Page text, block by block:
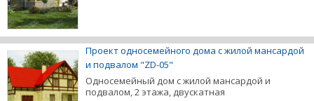
Проект односемейного дома с жилой мансардой
и подвалом "ZD-05"
Односемейный дом с жилой мансардой и
подвалом, 2 этажа, двускатная